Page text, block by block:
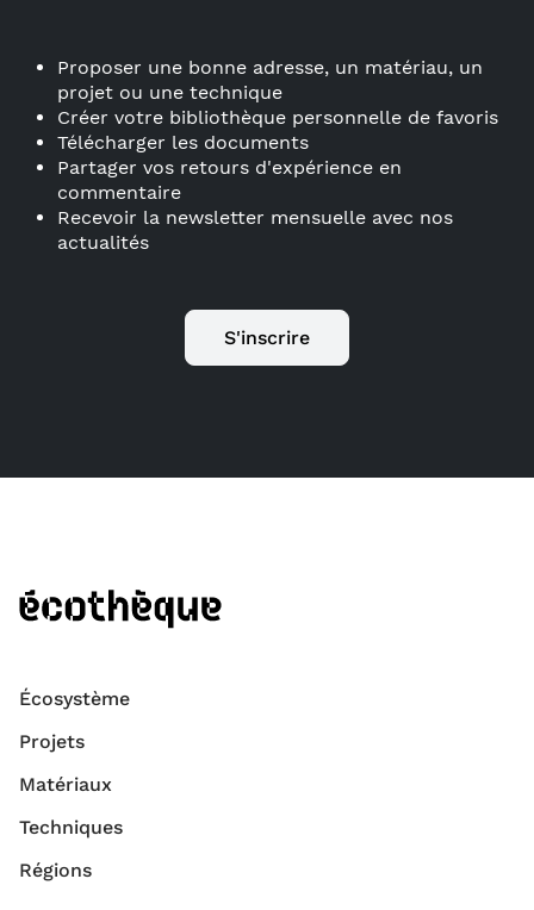
Proposer une bonne adresse, un matériau, un
projet ou une technique
Créer votre bibliothèque personnelle de favoris
Télécharger les documents
Partager vos retours d'expérience en
commentaire
Recevoir la newsletter mensuelle avec nos
actualités
S'inscrire
Écosystème
Projets
Matériaux
Techniques
Régions